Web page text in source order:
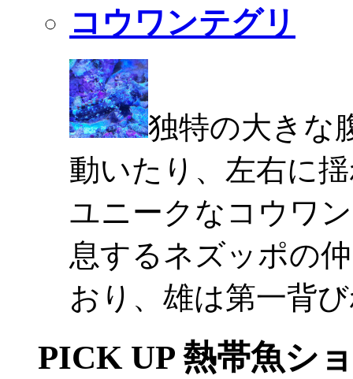
コウワンテグリ
独特の大きな
動いたり、左右に
ユニークなコウワ
息するネズッポの
おり、雄は第一背
PICK UP 熱帯魚シ